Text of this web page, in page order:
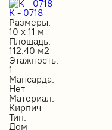
К - 0718
Размеры:
10 х 11 м
Площадь:
112.40 м2
Этажность:
1
Мансарда:
Нет
Материал:
Кирпич
Тип:
Дом